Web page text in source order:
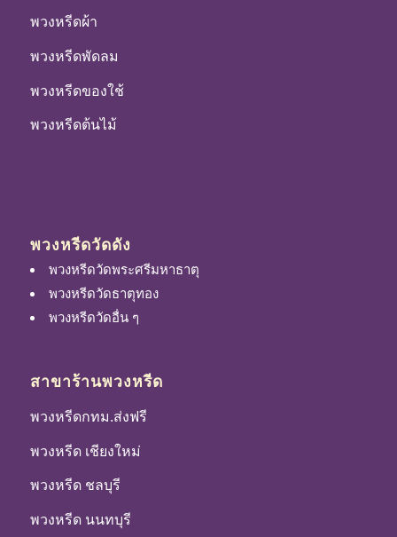
พวงหรีดผ้า
พวงหรีดพัดลม
พวงหรีดของใช้
พวงหรีดต้นไม้
พวงหรีดวัดดัง
พวงหรีดวัดพระศรีมหาธาตุ
พวงหรีดวัดธาตุทอง
พวงหรีดวัดอื่น ๆ
สาขาร้านพวงหรีด
พวงหรีดกทม.ส่งฟรี
พวงหรีด เชียงใหม่
พวงหรีด ชลบุรี
พวงหรีด นนทบุรี